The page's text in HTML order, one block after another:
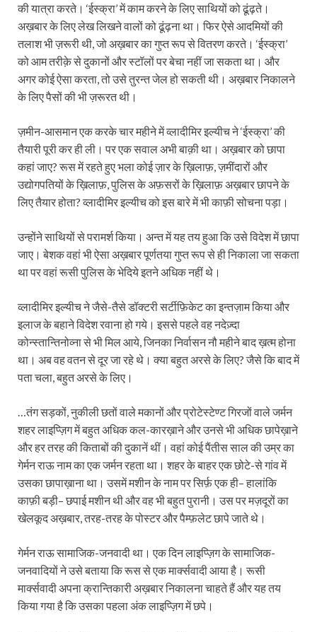
की यात्रा करते। ‘ईस्क्रा’ में काम करने के लिए साथियों को ढूंढ़ते।
अख़बार के लिए लेख लिखने वालों को ढूंढ़ना था। फि‍र ऐसे आदमियों की
तलाश भी ज़रूरी थी, जो अख़बार का गुप्त रूप से वितरण करते। ‘ईस्क्रा’
को आम तरीक़े से दुकानों और स्टॉलों पर बेचा नहीं जा सकता था। और
अगर कोई ऐसा करता, तो उसे तुरन्त जेल हो सकती थी। अख़बार निकालने
के लिए पैसों की भी ज़रूरत थी।
ज़मीन-आसमान एक करके चार महीने में व्लादीमिर इल्यीच ने ‘ईस्क्रा’ की
तैयारी पूरी कर ही ली। पर एक सवाल अभी बाक़ी था। अख़बार को छापा
कहां जाए? रूस में रहते हुए भला कोई ज़ार के ख़िलाफ़, ज़मींदारों और
उद्योगपतियों के ख़ि‍लाफ़, पुलिस के अफ़सरों के ख़ि‍लाफ़ अख़बार छापने के
लिए तैयार होता? व्लादीमिर इल्यीच को इस बारे में भी काफ़ी सोचना पड़ा।
उन्होंने साथियों से परामर्श किया। अन्त में यह तय हुआ कि उसे विदेश में छापा
जाए। बेशक वहां भी ऐसा अख़बार पूर्णतया गुप्त रूप से ही निकाला जा सकता
था पर वहां रूसी पुलिस के भेदिये इतने अधिक नहीं थे।
व्लादीमिर इल्यीच ने जैसे-तैसे डॉक्टरी सर्टीफ़ि‍केट का इन्तज़ाम किया और
इलाज के बहाने विदेश रवाना हो गये। इससे पहले वह नदेज़्दा
कोन्स्तान्तिनोव्ना से भी मिल आये, जिनका निर्वासन नौ महीने बाद ख़त्म होना
था। अब वह वतन से दूर जा रहे थे। क्या बहुत अरसे के लिए? जैसे कि बाद में
पता चला, बहुत अरसे के लिए।
…तंग सड़कों, नुकीली छतों वाले मकानों और प्रोटेस्टेण्ट गिरजों वाले जर्मन
शहर लाइप्ज़िग में बहुत अधिक कल-कारख़ाने और उनसे भी अधिक छापेख़ाने
और हर तरह की किताबों की दुकानें थीं। वहां कोई पैंतीस साल की उम्र का
गेर्मन राऊ नाम का एक जर्मन रहता था। शहर के बाहर एक छोटे-से गांव में
उसका छापाख़ाना था। उसमें मशीन के नाम पर सिर्फ़ एक ही– हालांकि
काफ़ी बड़ी– छपाई मशीन थी और वह भी बहुत पुरानी। उस पर मज़दूरों का
खेलकूद अख़बार, तरह-तरह के पोस्टर और पैम्फ़लेट छापे जाते थे।
गेर्मन राऊ सामाजिक-जनवादी था। एक दिन लाइप्ज़िग के सामाजिक-
जनवादियों ने उसे बताया कि रूस से एक मार्क्सवादी आया है। रूसी
मार्क्सवादी अपना क्रान्तिकारी अख़बार निकालना चाहते हैं और यह तय
किया गया है कि उसका पहला अंक लाइप्ज़िग में छपे।